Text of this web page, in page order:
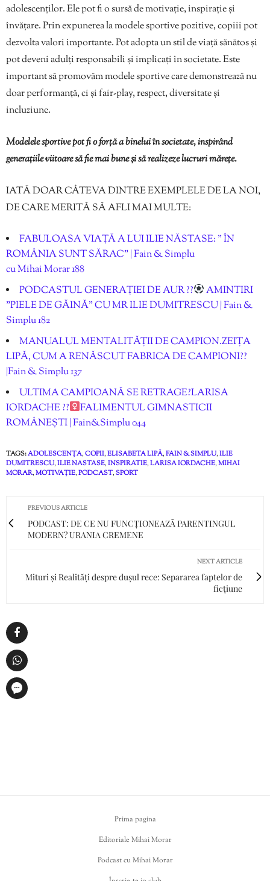
adolescenților. Ele pot fi o sursă de motivație, inspirație și
învățare. Prin expunerea la modele sportive pozitive, copiii pot
dezvolta valori importante. Pot adopta un stil de viață sănătos și
pot deveni adulți responsabili și implicați în societate. Este
important să promovăm modele sportive care demonstrează nu
doar performanță, ci și fair-play, respect, diversitate și
incluziune.
Modelele sportive pot fi o forță a binelui în societate, inspirând
generațiile viitoare să fie mai bune și să realizeze lucruri mărețe.
IATĂ DOAR CÂTEVA DINTRE EXEMPLELE DE LA NOI,
DE CARE MERITĂ SĂ AFLI MAI MULTE:
FABULOASA VIAȚĂ A LUI ILIE NĂSTASE: ” ÎN
ROMÂNIA SUNT SĂRAC” | Fain & Simplu
cu Mihai Morar 188
PODCASTUL GENERAȚIEI DE AUR ??
AMINTIRI
”PIELE DE GĂINĂ” CU MR ILIE DUMITRESCU | Fain &
Simplu 182
MANUALUL MENTALITĂȚII DE CAMPION.ZEIȚA
LIPĂ, CUM A RENĂSCUT FABRICA DE CAMPIONI??
|Fain & Simplu 137
ULTIMA CAMPIOANĂ SE RETRAGE?LARISA
IORDACHE ??‍
FALIMENTUL GIMNASTICII
ROMÂNEȘTI | Fain&Simplu 044
TAGS:ADOLESCENȚA,COPII,ELISABETA LIPĂ,FAIN & SIMPLU,ILIE
DUMITRESCU,ILIE NASTASE,INSPIRATIE,LARISA IORDACHE,MIHAI
MORAR,MOTIVAȚIE,PODCAST,SPORT
PREVIOUS ARTICLE
PODCAST: DE CE NU FUNCȚIONEAZĂ PARENTINGUL
MODERN? URANIA CREMENE
NEXT ARTICLE
Mituri și Realități despre dușul rece: Separarea faptelor de
ficțiune
Prima pagina
Editoriale Mihai Morar
Podcast cu Mihai Morar